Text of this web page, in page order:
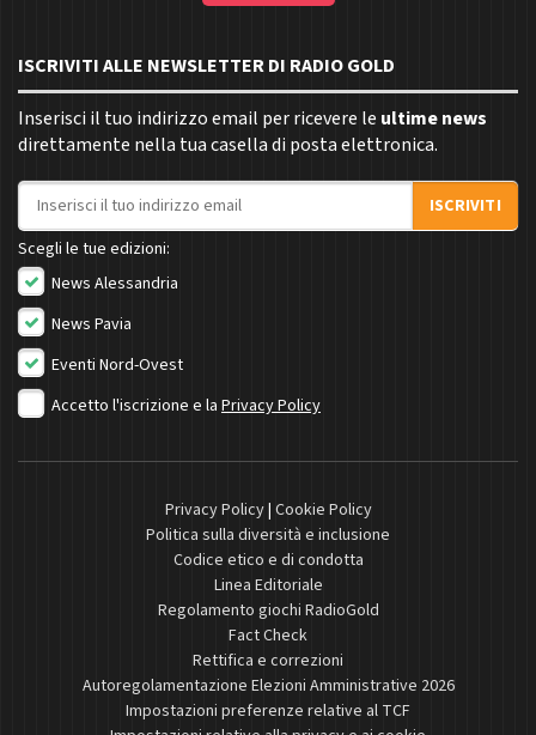
ISCRIVITI ALLE NEWSLETTER DI RADIO GOLD
Inserisci il tuo indirizzo email per ricevere le ultime news
direttamente nella tua casella di posta elettronica.
Indirizzo email
ISCRIVITI
Scegli le tue edizioni:
News Alessandria
News Pavia
Eventi Nord-Ovest
Accetto l'iscrizione e la Privacy Policy
Privacy Policy| Cookie Policy
Politica sulla diversità e inclusione
Codice etico e di condotta
Linea Editoriale
Regolamento giochi RadioGold
Fact Check
Rettifica e correzioni
Autoregolamentazione Elezioni Amministrative 2026
Impostazioni preferenze relative al TCF